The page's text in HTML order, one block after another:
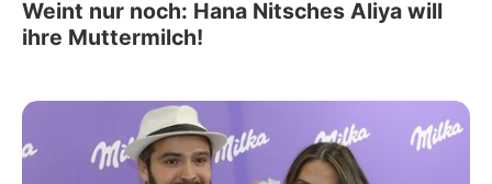
Weint nur noch: Hana Nitsches Aliya will
ihre Muttermilch!